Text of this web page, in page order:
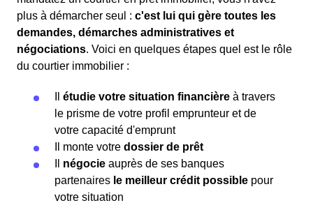
plus à démarcher seul : c'est lui qui gère toutes les
demandes, démarches administratives et
négociations. Voici en quelques étapes quel est le rôle
du courtier immobilier :
étudie votre situation financière à travers
le prisme de votre profil emprunteur et de
votre capacité d'emprunt
Il monte votre dossier de prêt
négocie auprès de ses banques
partenaires le meilleur crédit possible pour
votre situation